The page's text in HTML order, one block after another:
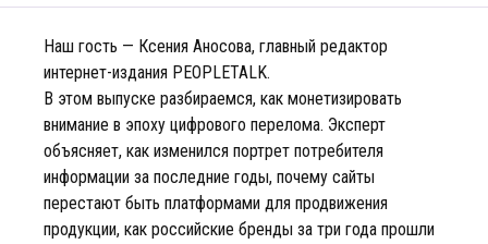
Наш гость — Ксения Аносова, главный редактор
интернет-издания PEOPLETALK.
В этом выпуске разбираемся, как монетизировать
внимание в эпоху цифрового перелома. Эксперт
объясняет, как изменился портрет потребителя
информации за последние годы, почему сайты
перестают быть платформами для продвижения
продукции, как российские бренды за три года прошли